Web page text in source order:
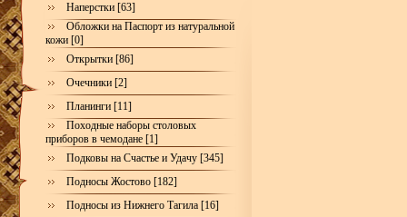
Наперстки [63]
Обложки на Паспорт из натуральной
кожи [0]
Открытки [86]
Очечники [2]
Планинги [11]
Походные наборы столовых
приборов в чемодане [1]
Подковы на Счастье и Удачу [345]
Подносы Жостово [182]
Подносы из Нижнего Тагила [16]